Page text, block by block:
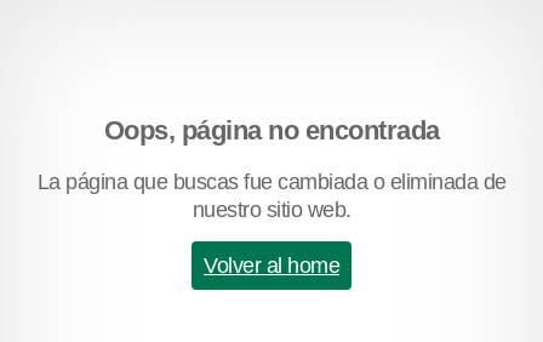
Oops, página no encontrada
La página que buscas fue cambiada o eliminada de
nuestro sitio web.
Volver al home